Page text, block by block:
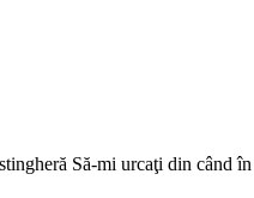
Să-mi urcaţi din când